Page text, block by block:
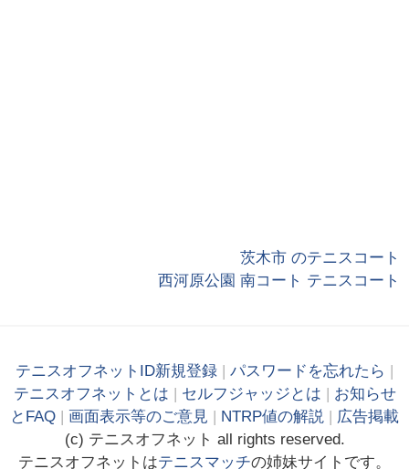
茨木市 のテニスコート
西河原公園 南コート テニスコート
テニスオフネットID新規登録 | パスワードを忘れたら |
テニスオフネットとは | セルフジャッジとは | お知らせ
とFAQ | 画面表示等のご意見 | NTRP値の解説 | 広告掲載
(c) テニスオフネット all rights reserved.
テニスオフネットはテニスマッチの姉妹サイトです。